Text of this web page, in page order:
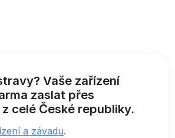
Vaše zařízení
zaslat přes
celé České republiky.
a závadu.